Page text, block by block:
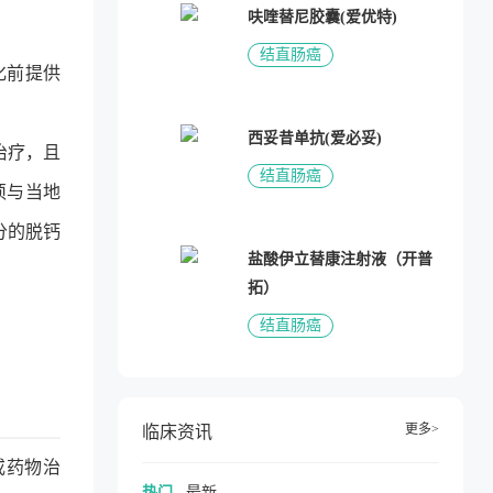
前提供
，且
与当地
的脱钙
药物治
呋喹替尼胶囊(爱优特)
结直肠癌
西妥昔单抗(爱必妥)
结直肠癌
盐酸伊立替康注射液（开普
拓）
结直肠癌
临床资讯 更多>